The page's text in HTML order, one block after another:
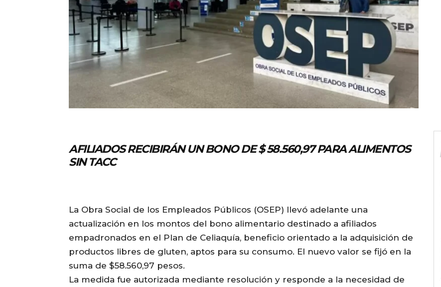
AFILIADOS RECIBIRÁN UN BONO DE $ 58.560,97 PARA ALIMENTOS
SIN TACC
La Obra Social de los Empleados Públicos (OSEP) llevó adelante una
actualización en los montos del bono alimentario destinado a afiliados
empadronados en el Plan de Celiaquía, beneficio orientado a la adquisición de
productos libres de gluten, aptos para su consumo. El nuevo valor se fijó en la
suma de $58.560,97 pesos.
La medida fue autorizada mediante resolución y responde a la necesidad de